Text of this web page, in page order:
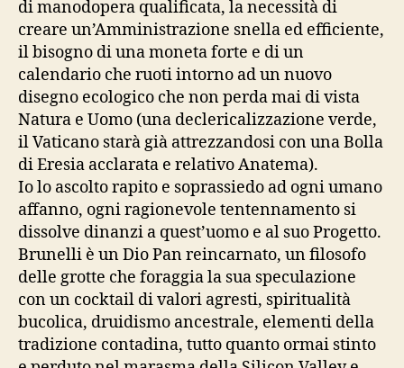
di manodopera qualificata, la necessità di
creare un’Amministrazione snella ed efficiente,
il bisogno di una moneta forte e di un
calendario che ruoti intorno ad un nuovo
disegno ecologico che non perda mai di vista
Natura e Uomo (una declericalizzazione verde,
il Vaticano starà già attrezzandosi con una Bolla
di Eresia acclarata e relativo Anatema).
Io lo ascolto rapito e soprassiedo ad ogni umano
affanno, ogni ragionevole tentennamento si
dissolve dinanzi a quest’uomo e al suo Progetto.
Brunelli è un Dio Pan reincarnato, un filosofo
delle grotte che foraggia la sua speculazione
con un cocktail di valori agresti, spiritualità
bucolica, druidismo ancestrale, elementi della
tradizione contadina, tutto quanto ormai stinto